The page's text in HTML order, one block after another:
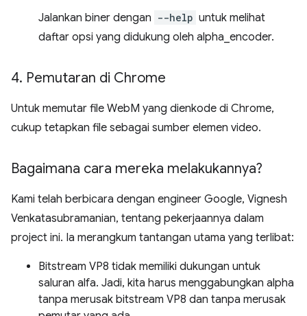
Jalankan biner dengan --help untuk melihat
daftar opsi yang didukung oleh alpha_encoder.
4. Pemutaran di Chrome
Untuk memutar file WebM yang dienkode di Chrome,
cukup tetapkan file sebagai sumber elemen video.
Bagaimana cara mereka melakukannya?
Kami telah berbicara dengan engineer Google, Vignesh
Venkatasubramanian, tentang pekerjaannya dalam
project ini. Ia merangkum tantangan utama yang terlibat:
Bitstream VP8 tidak memiliki dukungan untuk
saluran alfa. Jadi, kita harus menggabungkan alpha
tanpa merusak bitstream VP8 dan tanpa merusak